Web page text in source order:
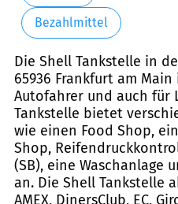
Bezahlmittel
Die Shell Tankstelle in
65936 Frankfurt am
Autofahrer und auch für
Tankstelle bietet
wie einen Food Shop,
Shop,
(SB), eine Waschanlage
an. Die Shell Tankstelle
AMEX, DinersClub, EC,